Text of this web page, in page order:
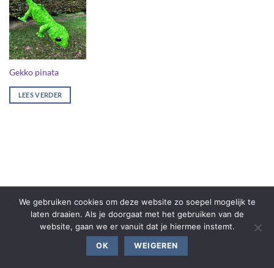
Gekko pinata
LEES VERDER
We gebruiken cookies om deze website zo soepel mogelijk te
laten draaien. Als je doorgaat met het gebruiken van de
website, gaan we er vanuit dat je hiermee instemt.
OK WEIGEREN